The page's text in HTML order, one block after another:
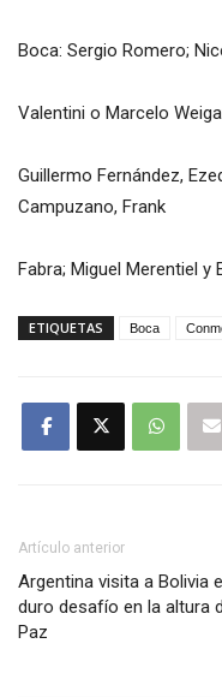
Boca: Sergio Romero;
Valentini o Marcelo
Guillermo Fernández,
Campuzano, Frank
Fabra; Miguel Merentiel y
ETIQUETAS Boca
Artículo anterior
Argentina visita a Bolivia
duro desafío en la altura
Paz